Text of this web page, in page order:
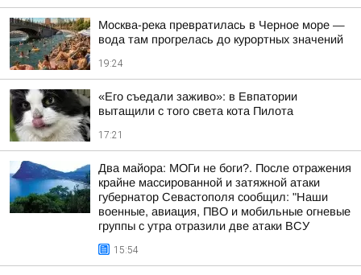
Москва-река превратилась в Черное море —
вода там прогрелась до курортных значений
19:24
«Его съедали заживо»: в Евпатории
вытащили с того света кота Пилота
17:21
Два майора: МОГи не боги?. После отражения
крайне массированной и затяжной атаки
губернатор Севастополя сообщил: "Наши
военные, авиация, ПВО и мобильные огневые
группы с утра отразили две атаки ВСУ
15:54